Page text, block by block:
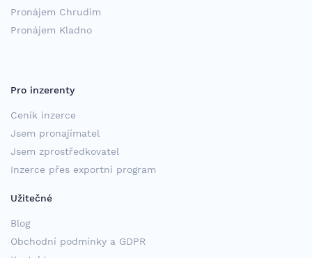
Pronájem Chrudim
Pronájem Kladno
Pro inzerenty
Ceník inzerce
Jsem pronajímatel
Jsem zprostředkovatel
Inzerce přes exportní program
Užitečné
Blog
Obchodní podmínky a GDPR